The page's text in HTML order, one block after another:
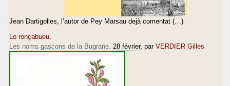
Jean Dartigolles, l’autor de Pey Marsau dejà comentat (…)
Lo ronçabueu.
Les noms gascons de la Bugrane. 28 février, par VERDIER Gilles